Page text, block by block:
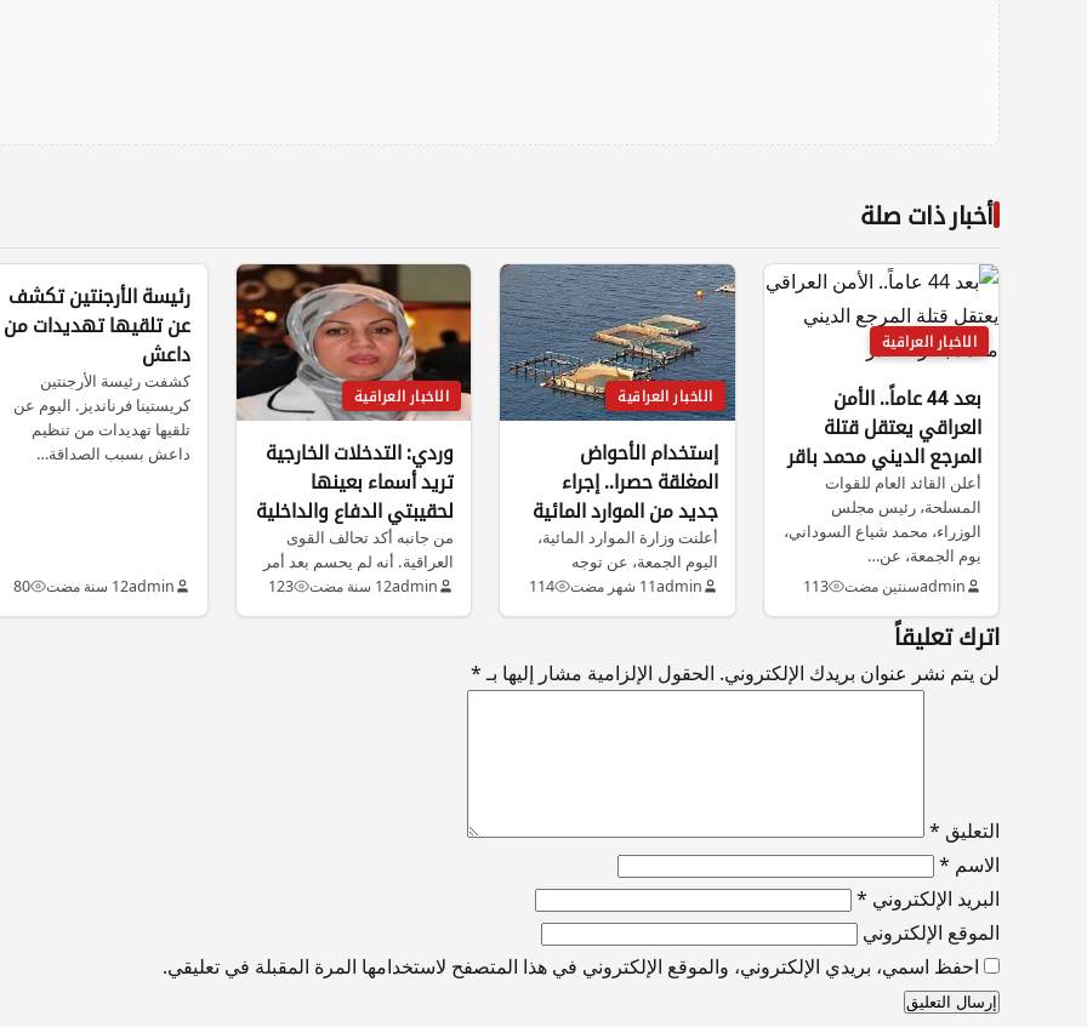
أخبار ذات صلة
الاخبار العراقية
بعد 44 عاماً.. الأمن
العراقي يعتقل قتلة
المرجع الديني محمد باقر
الصدر
أعلن القائد العام للقوات
المسلحة، رئيس مجلس
الوزراء، محمد شياع السوداني،
يوم الجمعة، عن…
adminسنتين مضت 113
الاخبار العراقية
إستخدام الأحواض
المغلقة حصرا.. إجراء
جديد من الموارد المائية
لتنظيم تربية الأسماك
أعلنت وزارة الموارد المائية،
اليوم الجمعة، عن توجه
استراتيجي جديد يقضي بإلزام
admin11 شهر مضت 114
الاخبار العراقية
وردي: التدخلات الخارجية
تريد أسماء بعينها
لحقيبتي الدفاع والداخلية
من جانبه أكد تحالف القوى
العراقية. أنه لم يحسم بعد أمر
مرشحه لحقيبة الدفاع.…
admin12 سنة مضت 123
رئيسة الأرجنتين تكشف
عن تلقيها تهديدات من
داعش
كشفت رئيسة الأرجنتين
كريستينا فرنانديز. اليوم عن
تلقيها تهديدات من تنظيم
داعش بسبب الصداقة…
admin12 سنة مضت 80
اترك تعليقاً
لن يتم نشر عنوان بريدك الإلكتروني. الحقول الإلزامية مشار إليها بـ*
التعليق *
الاسم *
البريد الإلكتروني *
الموقع الإلكتروني
احفظ اسمي، بريدي الإلكتروني، والموقع الإلكتروني في هذا المتصفح لاستخدامها المرة المقبلة في تعليقي.